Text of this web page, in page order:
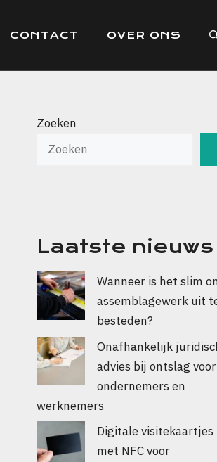
CONTACT OVER ONS
Zoeken
Laatste nieuws
Wanneer is het slim
assemblagewerk uit
besteden?
Onafhankelijk
advies bij ontslag voor
ondernemers en
werknemers
Digitale visitekaartjes
met NFC voor